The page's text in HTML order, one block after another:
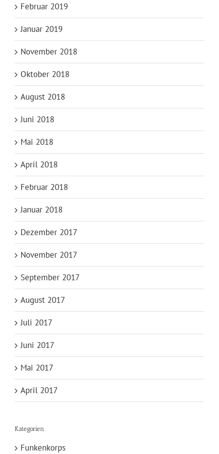
Februar 2019
Januar 2019
November 2018
Oktober 2018
August 2018
Juni 2018
Mai 2018
April 2018
Februar 2018
Januar 2018
Dezember 2017
November 2017
September 2017
August 2017
Juli 2017
Juni 2017
Mai 2017
April 2017
Kategorien
Funkenkorps